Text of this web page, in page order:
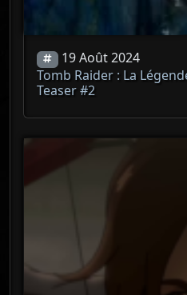
19 Août 2024
Tomb Raider : La
Teaser #2